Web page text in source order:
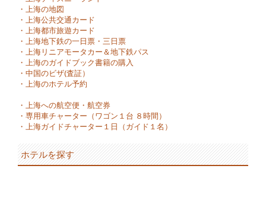
・ 上海の地図
・ 上海公共交通カード
・ 上海都市旅遊カード
・ 上海地下鉄の一日票・三日票
・ 上海リニアモータカー＆地下鉄パス
・ 上海のガイドブック書籍の購入
・ 中国のビザ(査証）
・ 上海のホテル予約
・ 上海への航空便・航空券
・ 専用車チャーター（ワゴン１台 ８時間）
・ 上海ガイドチャーター１日（ガイド１名）
ホテルを探す